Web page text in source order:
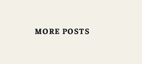
MORE POSTS